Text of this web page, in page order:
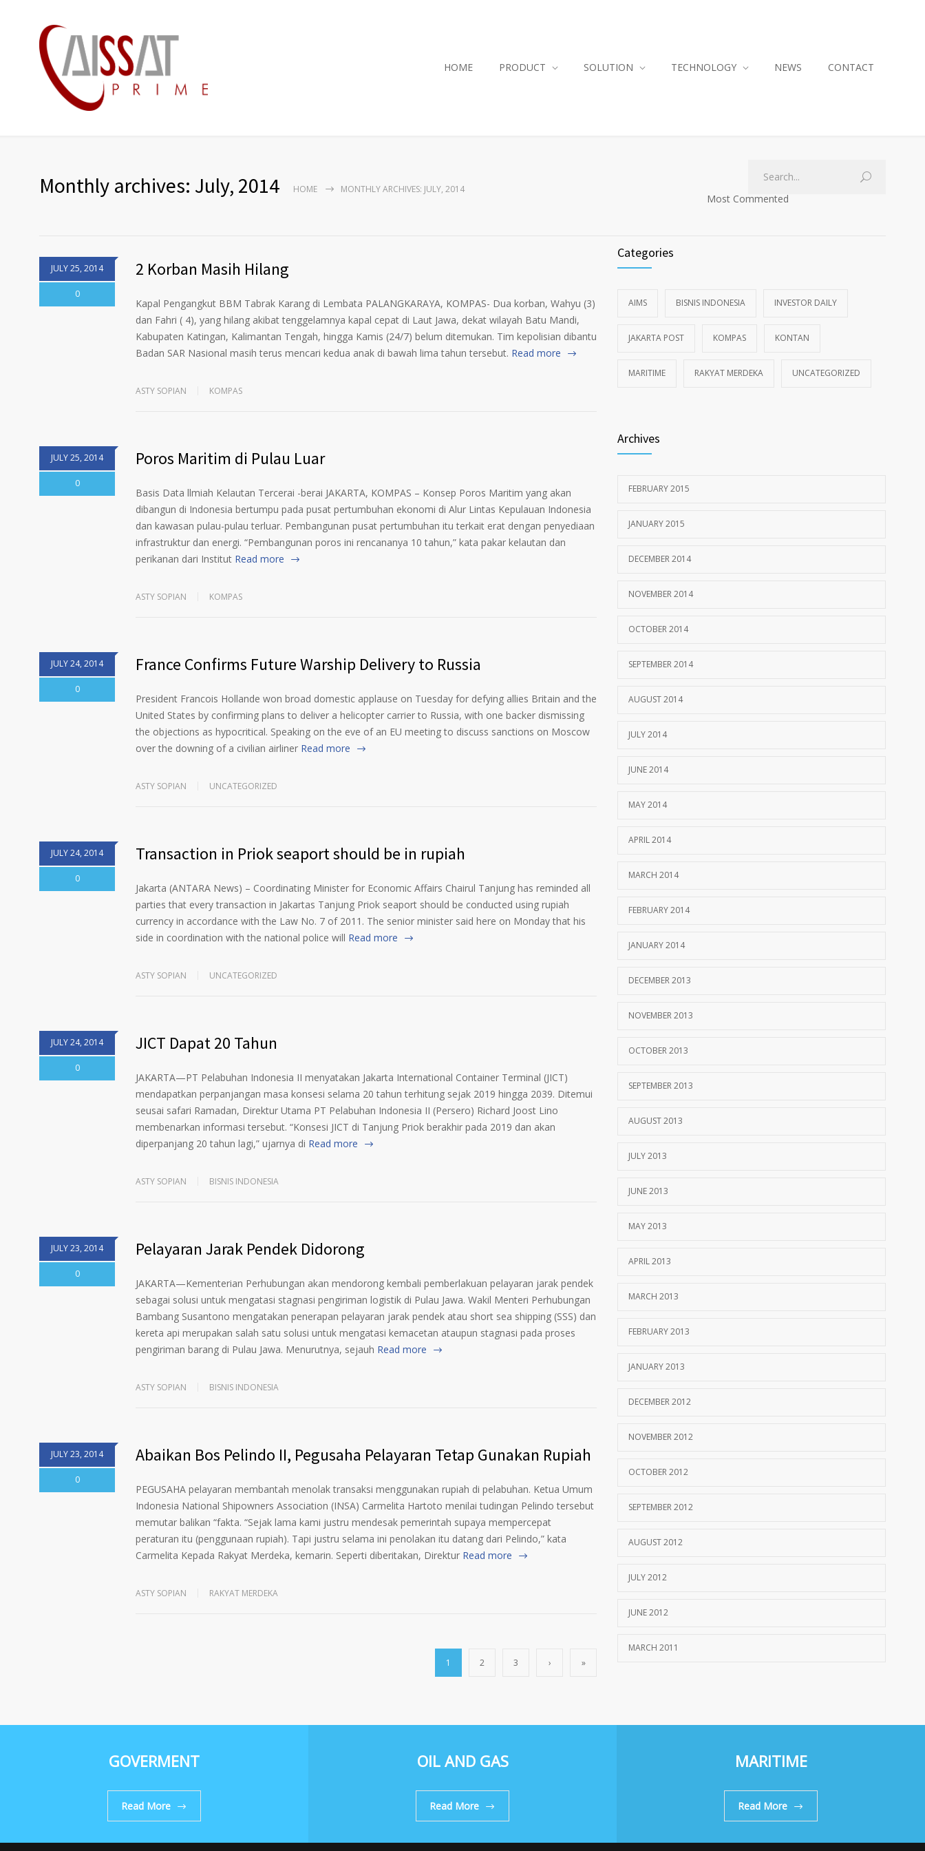
HOME PRODUCT SOLUTION TECHNOLOGY NEWS CONTACT
Monthly archives: July, 2014 HOME MONTHLY ARCHIVES: JULY, 2014
Most Commented
JULY 25, 2014
0
2 Korban Masih Hilang
Kapal Pengangkut BBM Tabrak Karang di Lembata PALANGKARAYA, KOMPAS- Dua korban, Wahyu (3)
dan Fahri ( 4), yang hilang akibat tenggelamnya kapal cepat di Laut Jawa, dekat wilayah Batu Mandi,
Kabupaten Katingan, Kalimantan Tengah, hingga Kamis (24/7) belum ditemukan. Tim kepolisian dibantu
Badan SAR Nasional masih terus mencari kedua anak di bawah lima tahun tersebut. Read more
ASTY SOPIAN KOMPAS
JULY 25, 2014
0
Poros Maritim di Pulau Luar
Basis Data llmiah Kelautan Tercerai -berai JAKARTA, KOMPAS – Konsep Poros Maritim yang akan
dibangun di Indonesia bertumpu pada pusat pertumbuhan ekonomi di Alur Lintas Kepulauan Indonesia
dan kawasan pulau-pulau terluar. Pembangunan pusat pertumbuhan itu terkait erat dengan penyediaan
infrastruktur dan energi. “Pembangunan poros ini rencananya 10 tahun,” kata pakar kelautan dan
perikanan dari Institut Read more
ASTY SOPIAN KOMPAS
JULY 24, 2014
0
France Confirms Future Warship Delivery to Russia
President Francois Hollande won broad domestic applause on Tuesday for defying allies Britain and the
United States by confirming plans to deliver a helicopter carrier to Russia, with one backer dismissing
the objections as hypocritical. Speaking on the eve of an EU meeting to discuss sanctions on Moscow
over the downing of a civilian airliner Read more
ASTY SOPIAN UNCATEGORIZED
JULY 24, 2014
0
Transaction in Priok seaport should be in rupiah
Jakarta (ANTARA News) – Coordinating Minister for Economic Affairs Chairul Tanjung has reminded all
parties that every transaction in Jakartas Tanjung Priok seaport should be conducted using rupiah
currency in accordance with the Law No. 7 of 2011. The senior minister said here on Monday that his
side in coordination with the national police will Read more
ASTY SOPIAN UNCATEGORIZED
JULY 24, 2014
0
JICT Dapat 20 Tahun
JAKARTA—PT Pelabuhan Indonesia II menyatakan Jakarta International Container Terminal (JICT)
mendapatkan perpanjangan masa konsesi selama 20 tahun terhitung sejak 2019 hingga 2039. Ditemui
seusai safari Ramadan, Direktur Utama PT Pelabuhan Indonesia II (Persero) Richard Joost Lino
membenarkan informasi tersebut. “Konsesi JICT di Tanjung Priok berakhir pada 2019 dan akan
diperpanjang 20 tahun lagi,” ujarnya di Read more
ASTY SOPIAN BISNIS INDONESIA
JULY 23, 2014
0
Pelayaran Jarak Pendek Didorong
JAKARTA—Kementerian Perhubungan akan mendorong kembali pemberlakuan pelayaran jarak pendek
sebagai solusi untuk mengatasi stagnasi pengiriman logistik di Pulau Jawa. Wakil Menteri Perhubungan
Bambang Susantono mengatakan penerapan pelayaran jarak pendek atau short sea shipping (SSS) dan
kereta api merupakan salah satu solusi untuk mengatasi kemacetan ataupun stagnasi pada proses
pengiriman barang di Pulau Jawa. Menurutnya, sejauh Read more
ASTY SOPIAN BISNIS INDONESIA
JULY 23, 2014
0
Abaikan Bos Pelindo II, Pegusaha Pelayaran Tetap Gunakan Rupiah
PEGUSAHA pelayaran membantah menolak transaksi menggunakan rupiah di pelabuhan. Ketua Umum
Indonesia National Shipowners Association (INSA) Carmelita Hartoto menilai tudingan Pelindo tersebut
memutar balikan “fakta. “Sejak lama kami justru mendesak pemerintah supaya mempercepat
peraturan itu (penggunaan rupiah). Tapi justru selama ini penolakan itu datang dari Pelindo,” kata
Carmelita Kepada Rakyat Merdeka, kemarin. Seperti diberitakan, Direktur Read more
ASTY SOPIAN RAKYAT MERDEKA
1 2 3 › »
Categories
AIMS BISNIS INDONESIA INVESTOR DAILY
JAKARTA POST KOMPAS KONTAN
MARITIME RAKYAT MERDEKA UNCATEGORIZED
Archives
FEBRUARY 2015
JANUARY 2015
DECEMBER 2014
NOVEMBER 2014
OCTOBER 2014
SEPTEMBER 2014
AUGUST 2014
JULY 2014
JUNE 2014
MAY 2014
APRIL 2014
MARCH 2014
FEBRUARY 2014
JANUARY 2014
DECEMBER 2013
NOVEMBER 2013
OCTOBER 2013
SEPTEMBER 2013
AUGUST 2013
JULY 2013
JUNE 2013
MAY 2013
APRIL 2013
MARCH 2013
FEBRUARY 2013
JANUARY 2013
DECEMBER 2012
NOVEMBER 2012
OCTOBER 2012
SEPTEMBER 2012
AUGUST 2012
JULY 2012
JUNE 2012
MARCH 2011
GOVERMENT
Read More
OIL AND GAS
Read More
MARITIME
Read More